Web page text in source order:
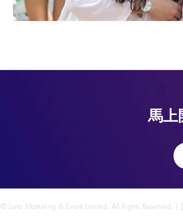
馬上
© Luna Marketing & Event Limited. All Rights Reserved. |